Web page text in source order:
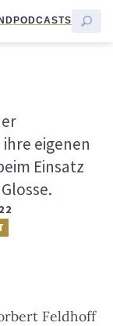
PODCASTS
eigenen
Einsatz
Feldhoff